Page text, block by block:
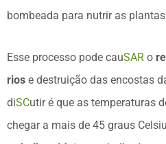
bombeada para nutrir as
Esse processo pode cauSAR o
rios e destruição das encostas
diSCutir é que as temperaturas
chegar a mais de 45 graus